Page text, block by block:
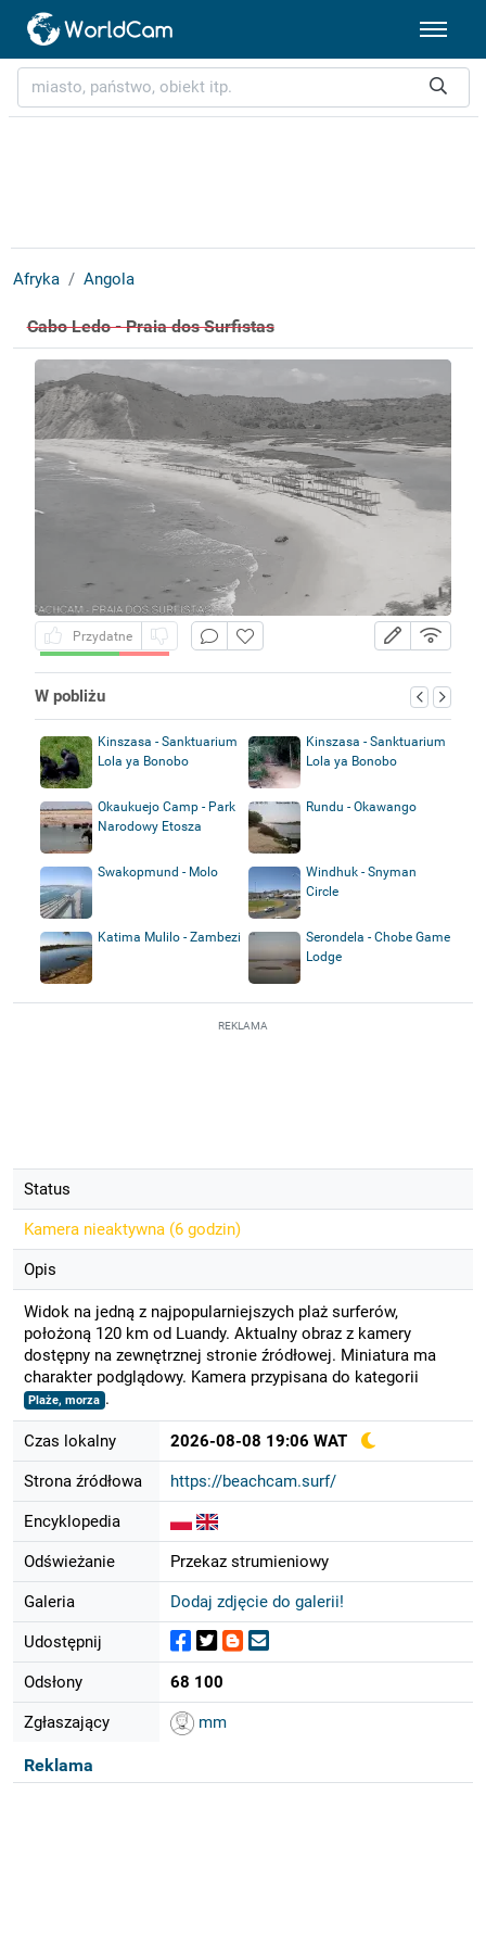
Afryka Angola
Cabo Ledo - Praia dos Surfistas
Przydatne
W pobliżu
Kinszasa - Sanktuarium
Lola ya Bonobo
Kinszasa - Sanktuarium
Lola ya Bonobo
Okaukuejo Camp - Park
Narodowy Etosza
Rundu - Okawango
Swakopmund - Molo
Windhuk - Snyman
Circle
Katima Mulilo - Zambezi
Serondela - Chobe Game
Lodge
REKLAMA
Status
Kamera nieaktywna (6 godzin)
Opis
Widok na jedną z najpopularniejszych plaż surferów,
położoną 120 km od Luandy. Aktualny obraz z kamery
dostępny na zewnętrznej stronie źródłowej. Miniatura ma
charakter podglądowy. Kamera przypisana do kategorii
Plaże, morza .
Czas lokalny 2026-08-08 19:06 WAT
Strona źródłowa https://beachcam.surf/
Encyklopedia
Odświeżanie Przekaz strumieniowy
Galeria Dodaj zdjęcie do galerii!
Udostępnij
Odsłony 68 100
Zgłaszający mm
Reklama